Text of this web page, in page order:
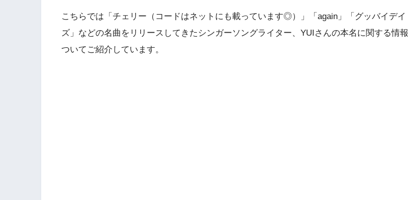
こちらでは「チェリー（コードはネットにも載っています◎）」「again」「グッバイデイ
ズ」などの名曲をリリースしてきた シンガーソングライター、YUIさんの本名に関する情報
ついてご紹介しています。